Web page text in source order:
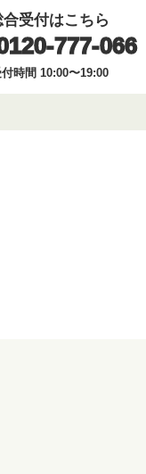
合受付はこちら
777-066
時間 10:00〜19:00